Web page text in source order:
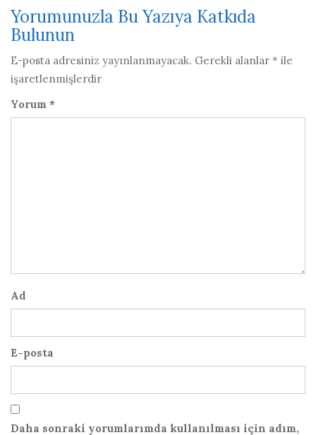
Yorumunuzla Bu Yazıya Katkıda
Bulunun
E-posta adresiniz yayınlanmayacak. Gerekli alanlar * ile
işaretlenmişlerdir
Yorum *
Ad
E-posta
Daha sonraki yorumlarımda kullanılması için adım,